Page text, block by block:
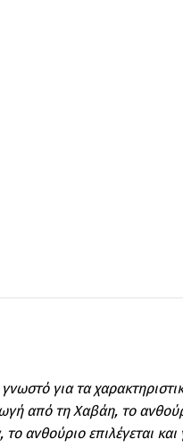
για τα
από τη Χαβάη, το
ανθούριο επιλέγεται